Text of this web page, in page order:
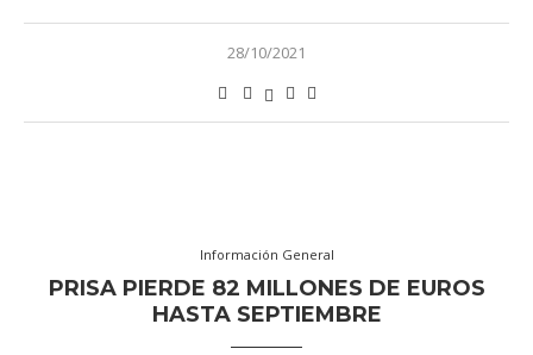
28/10/2021
Información General
PRISA PIERDE 82 MILLONES DE EUROS
HASTA SEPTIEMBRE